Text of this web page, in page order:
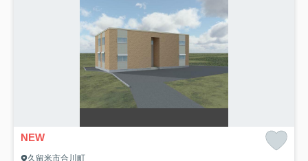
NEW
久留米市合川町